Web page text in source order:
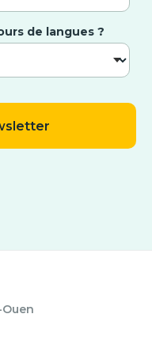
de langues ?